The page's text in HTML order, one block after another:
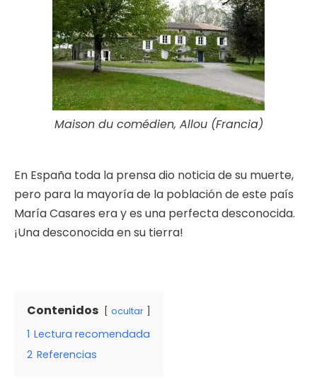
Maison du comédien, Allou (Francia)
En España toda la prensa dio noticia de su muerte,
pero para la mayoría de la población de este país
María Casares era y es una perfecta desconocida.
¡Una desconocida en su tierra!
Contenidos ocultar
1 Lectura recomendada
2 Referencias